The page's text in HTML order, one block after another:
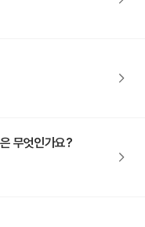
무엇인가요?